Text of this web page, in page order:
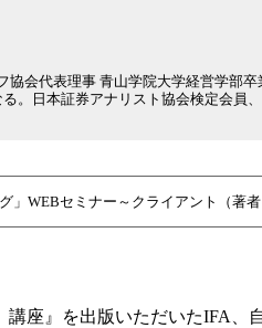
会代表理事 青山学院大学経営学部
日本証券アナリスト協会検定会員
WEBセミナー～クライアント（著
座』を出版いただいたIFA、